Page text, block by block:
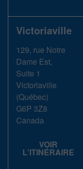
Victoriaville
129, rue Notre
Dame Est,
Suite 1
Victoriaville
(Québec)
G6P 3Z8
Canada
VOIR
L'ITINÉRAIRE